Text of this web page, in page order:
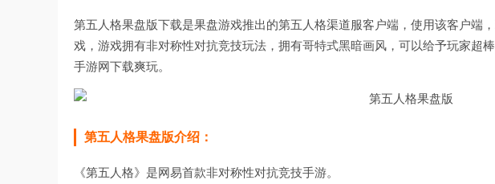
第五人格果盘版下载是果盘游戏推出的第五人格渠道服客户端，使用该客户端
戏，游戏拥有非对称性对抗竞技玩法，拥有哥特式黑暗画风，可以给予玩家超
手游网下载爽玩。
第五人格果盘版介绍：
《第五人格》是网易首款非对称性对抗竞技手游。